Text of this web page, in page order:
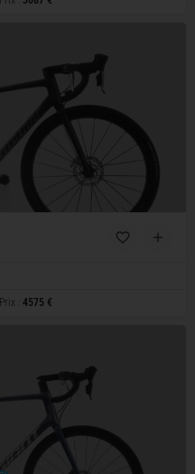
Prix : 4575 €